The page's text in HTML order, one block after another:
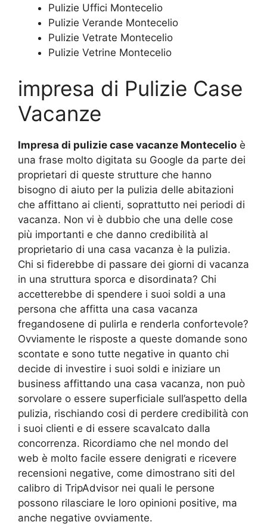
Pulizie Uffici Montecelio
Pulizie Verande Montecelio
Pulizie Vetrate Montecelio
Pulizie Vetrine Montecelio
impresa di Pulizie Case
Vacanze
Impresa di pulizie case vacanze Montecelio è
una frase molto digitata su Google da parte dei
proprietari di queste strutture che hanno
bisogno di aiuto per la pulizia delle abitazioni
che affittano ai clienti, soprattutto nei periodi di
vacanza. Non vi è dubbio che una delle cose
più importanti e che danno credibilità al
proprietario di una casa vacanza è la pulizia.
Chi si fiderebbe di passare dei giorni di vacanza
in una struttura sporca e disordinata? Chi
accetterebbe di spendere i suoi soldi a una
persona che affitta una casa vacanza
fregandosene di pulirla e renderla confortevole?
Ovviamente le risposte a queste domande sono
scontate e sono tutte negative in quanto chi
decide di investire i suoi soldi e iniziare un
business affittando una casa vacanza, non può
sorvolare o essere superficiale sull’aspetto della
pulizia, rischiando cosi di perdere credibilità con
i suoi clienti e di essere scavalcato dalla
concorrenza. Ricordiamo che nel mondo del
web è molto facile essere denigrati e ricevere
recensioni negative, come dimostrano siti del
calibro di TripAdvisor nei quali le persone
possono rilasciare le loro opinioni positive, ma
anche negative ovviamente.